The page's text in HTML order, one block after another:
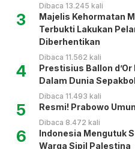
Dibaca 13.245 kali
3
Majelis Kehormatan
Terbukti Lakukan
Diberhentikan
Dibaca 11.562 kali
4
Prestisius Ballon
Dalam Dunia
Dibaca 11.493 kali
5 Resmi! Prabowo
Dibaca 8.472 kali
6
Indonesia Mengutuk
Warga Sipil Palestina